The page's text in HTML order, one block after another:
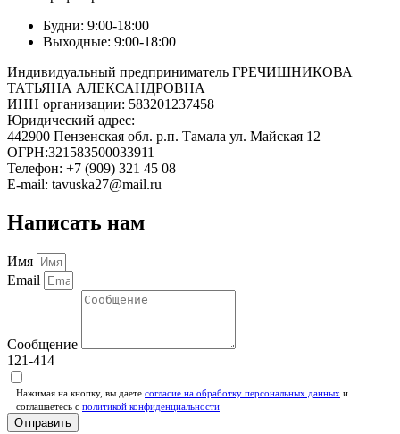
Будни: 9:00-18:00
Выходные: 9:00-18:00
Индивидуальный предприниматель ГРЕЧИШНИКОВА
ТАТЬЯНА АЛЕКСАНДРОВНА
ИНН организации: 583201237458
Юридический адрес:
442900 Пензенская обл. р.п. Тамала ул. Майская 12
ОГРН:321583500033911
Телефон: +7 (909) 321 45 08
E-mail: tavuska27@mail.ru
Написать нам
Имя
Email
Сообщение
121-414
Нажимая на кнопку, вы даете согласие на обработку персональных данных и
соглашаетесь c политикой конфиденциальности
Отправить